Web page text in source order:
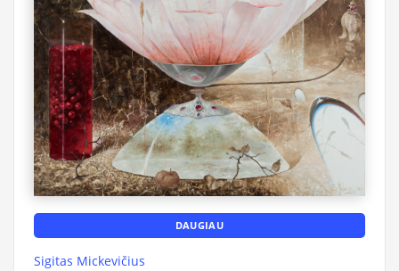
DAUGIAU
Sigitas Mickevičius